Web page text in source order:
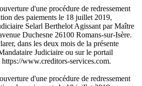
d'une procédure de redressement
des paiements le 18 juillet 2019,
Selarl Berthelot Agissant par Maître
Duchesne 26100 Romans-sur-Isère.
dans les deux mois de la présente
Judiciaire ou sur le portail
https://www.creditors-services.com.
d'une procédure de redressement